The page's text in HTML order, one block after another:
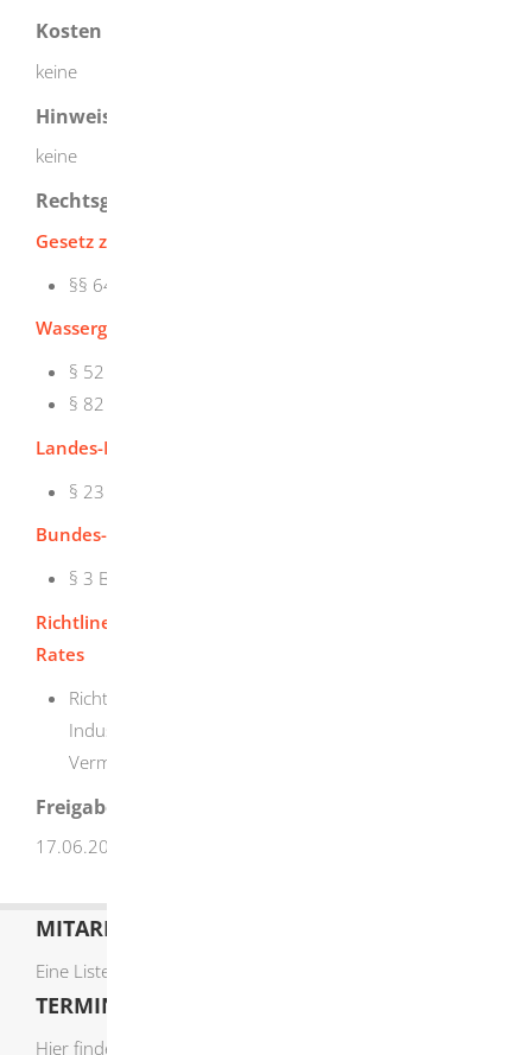
Kosten
keine
Hinweise
keine
Rechtsgrundlage
Gesetz zur Ordnung des Wasserhaushalts (WHG)
§§ 64 bis 66 Gewässerschutzbeauftragte
Wassergesetz für Baden-Württemberg (WG)
§ 52 Gewässerschutzbeauftragte
§ 82 Sachliche Zuständigkeit
Landes-Kreislaufwirtschaftsgesetz (LKreiWiG)
§ 23
Bundes-Immissionsschutzgesetz (BImSchG):
§ 3 Begriffsbestimmungen
Richtline des Europäischen Parlaments und des
Rates
Richtlinie 2010/75/EU vom 24. November 2010 über
Industrieemissionen (integrierte Vermeidung und
Verminderung der Umweltverschmutzung)
Freigabevermerk
17.06.2026 Umweltministerium Baden-Württemberg
MITARBEITERLISTE
Eine Liste der Mitarbeiter von A-Z finden Sie
TERMIN ONLINE BUCHEN
Hier finden Sie die verfügbaren Sachgebiete zur Online-